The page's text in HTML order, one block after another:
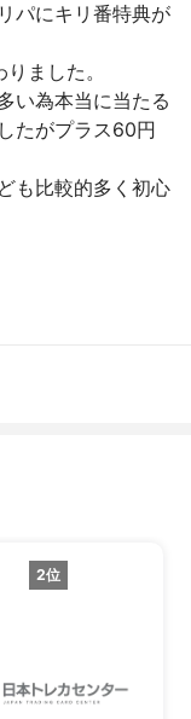
パにキリ番特典が
ました。
い為本当に当たる
たがプラス60円
も比較的多く初心
2位